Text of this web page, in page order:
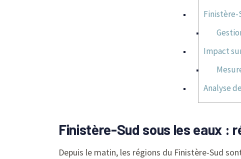
Finistère-
Impact
Analyse
Finistère-Sud sous les eaux :
Depuis le matin, les régions du Finistère-Sud